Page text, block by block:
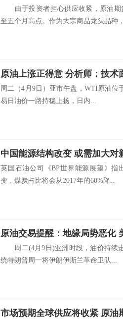
由于投资者担心供应收紧，原油期
至五个月高点。作为大宗商品龙头品种
原油上涨正得意 分析师：技术
周二（4月9日）亚市午盘，WTI原油位
易日油价一路持稳上扬，日内...
中国能源结构改变 或需加大对
英国石油公司《BP世界能源展望》指
变，煤炭占比将会从2017年的60%降...
原油交易提醒：地缘局势恶化
周二(4月9日)亚洲时段，油价持续
统特朗普周一将伊朗伊斯兰革命卫队...